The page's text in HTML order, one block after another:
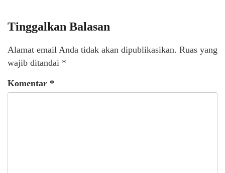
Tinggalkan Balasan
Alamat email Anda tidak akan dipublikasikan. Ruas yang
wajib ditandai *
Komentar *